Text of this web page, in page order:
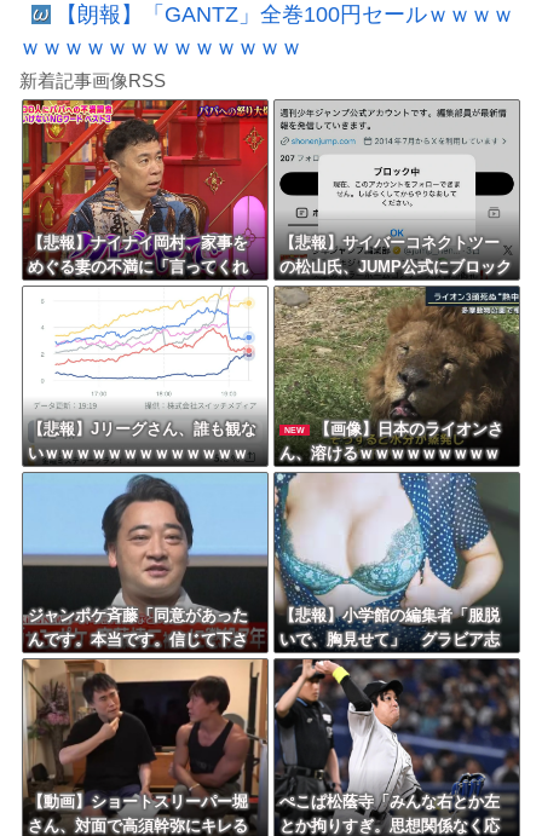
【朗報】「GANTZ」全巻100円セールｗｗｗｗ
ｗｗｗｗｗｗｗｗｗｗｗｗｗ
新着記事画像RSS
【悲報】ナイナイ岡村、家事を
めぐる妻の不満に「言ってくれ
たら済む話やん」になるみ「バ
イトやったらクビやで」説教受
け黙り込む
【悲報】サイバーコネクトツー
の松山氏、JUMP公式にブロック
されるｗｗｗｗｗｗｗｗｗｗｗ
【悲報】Jリーグさん、誰も観な
いｗｗｗｗｗｗｗｗｗｗｗｗｗ
ｗｗｗｗ
NEW
【画像】日本のライオンさ
ん、溶けるｗｗｗｗｗｗｗｗｗ
ｗｗｗｗｗ
ジャンポケ斉藤「同意があった
んです。本当です。信じて下さ
い」 ←何でこの主張が通らな
いの？
【悲報】小学館の編集者「服脱
いで、胸見せて」 グラビア志
望の女性に迫った過激要求
【動画】ショートスリーパー堀
さん、対面で高須幹弥にキレる
ぺこぱ松蔭寺「みんな右とか左
とか拘りすぎ。思想関係なく応